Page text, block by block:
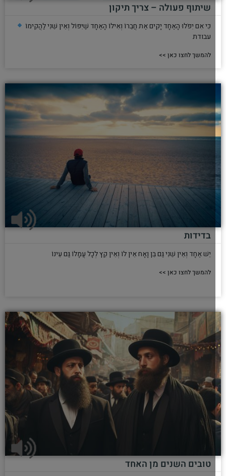
שיתוף פעולה – צריך תיקון
כִּי אִם יִפֹּלוּ הָאֶחָד יָקִים אֶת חֲבֵרוֹ וְאִילוֹ הָאֶחָד שֶׁיִּפּוֹל וְאֵין שֵׁנִי לַהֲקִימוֹ
עבודת
להמשך לחצו כאן >>
בדידות
יֵשׁ אֶחָד וְאֵין שֵׁנִי גַּם בֵּן וָאָח אֵין לוֹ וְאֵין קֵץ לְכָל עֲמָלוֹ גַּם עֵינוֹ
להמשך לחצו כאן >>
טובים השנים מן האחד